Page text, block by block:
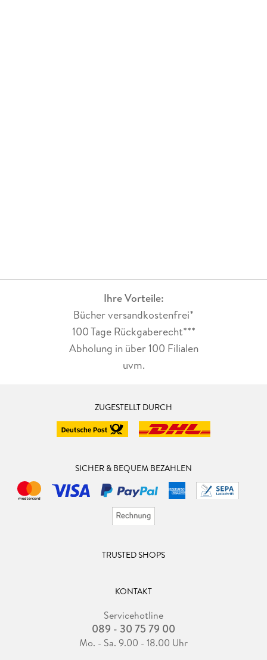
Ihre Vorteile:
Bücher versandkostenfrei*
100 Tage Rückgaberecht***
Abholung in über 100 Filialen
uvm.
ZUGESTELLT DURCH
SICHER & BEQUEM BEZAHLEN
TRUSTED SHOPS
KONTAKT
Servicehotline
089 - 30 75 79 00
Mo. - Sa. 9.00 - 18.00 Uhr